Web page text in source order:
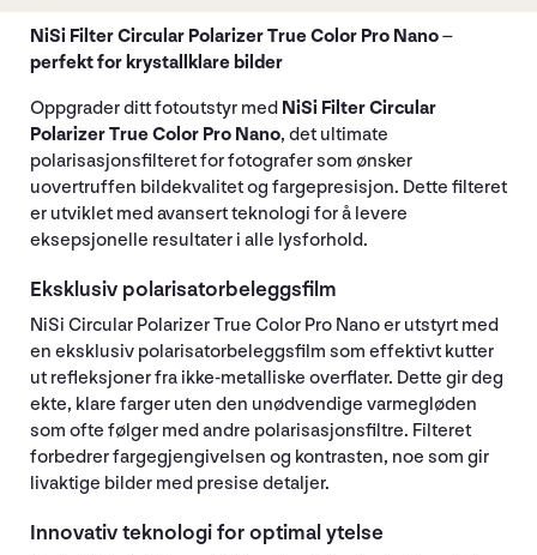
NiSi Filter Circular Polarizer True Color Pro Nano –
perfekt for krystallklare bilder
Oppgrader ditt fotoutstyr med NiSi Filter Circular
Polarizer True Color Pro Nano, det ultimate
polarisasjonsfilteret for fotografer som ønsker
uovertruffen bildekvalitet og fargepresisjon. Dette filteret
er utviklet med avansert teknologi for å levere
eksepsjonelle resultater i alle lysforhold.
Eksklusiv polarisatorbeleggsfilm
NiSi Circular Polarizer True Color Pro Nano er utstyrt med
en eksklusiv polarisatorbeleggsfilm som effektivt kutter
ut refleksjoner fra ikke-metalliske overflater. Dette gir deg
ekte, klare farger uten den unødvendige varmegløden
som ofte følger med andre polarisasjonsfiltre. Filteret
forbedrer fargegjengivelsen og kontrasten, noe som gir
livaktige bilder med presise detaljer.
Innovativ teknologi for optimal ytelse